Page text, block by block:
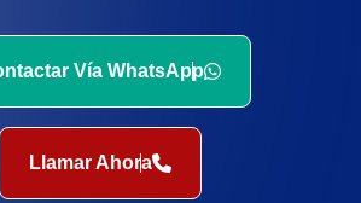
Vía WhatsApp
Llamar Ahora